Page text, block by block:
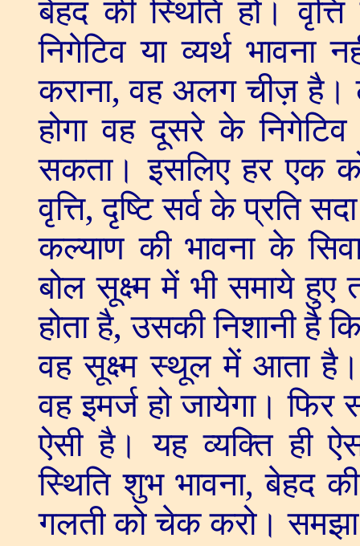
बेहद की स्थिति हो।
निगेटिव या व्यर्थ भावना
कराना,वह अलग चीज़ है।
होगा वह दूसरे के
सकता। इसलिए हर एक
वृत्ति,दृष्टि सर्व के प्रति
कल्याण की भावना के
बोल सूक्ष्म में भी समाये हुए
होता है,उसकी निशानी है
वह सूक्ष्म स्थूल में आता
वह इमर्ज हो जायेगा। फिर
ऐसी है। यह व्यक्ति ही
स्थिति शुभ भावना,बेहद
गलती को चेक करो।